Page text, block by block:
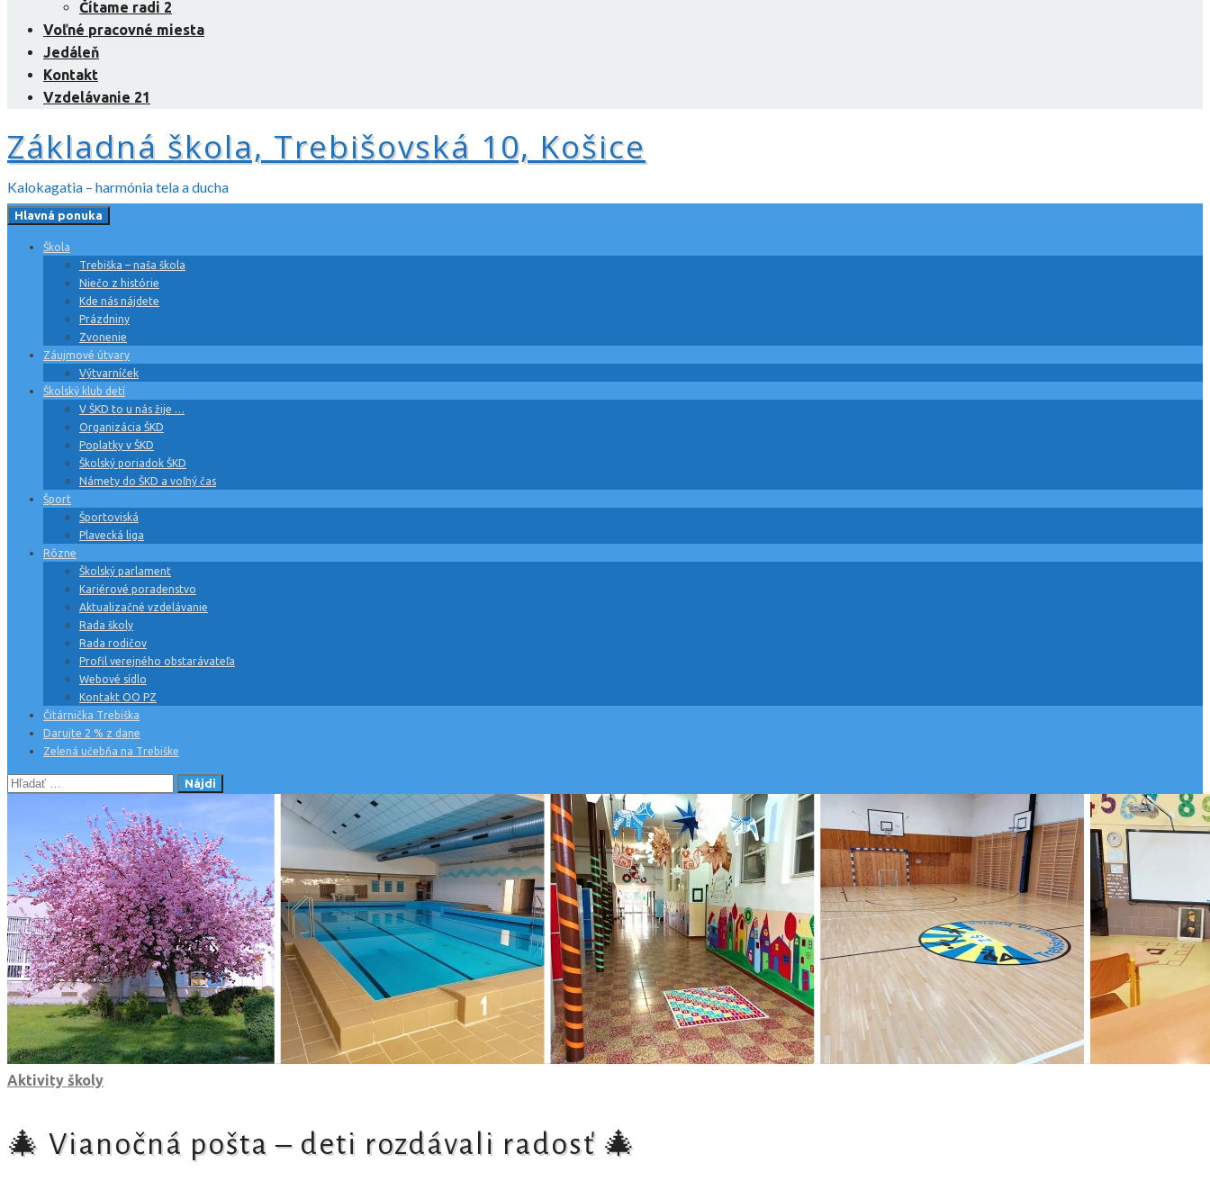
Čítame radi 2
Voľné pracovné miesta
Jedáleň
Kontakt
Vzdelávanie 21
Základná škola, Trebišovská 10, Košice
Kalokagatia – harmónia tela a ducha
Hlavná ponuka
Škola
Trebiška – naša škola
Niečo z histórie
Kde nás nájdete
Prázdniny
Zvonenie
Záujmové útvary
Výtvarníček
Školský klub detí
V ŠKD to u nás žije …
Organizácia ŠKD
Poplatky v ŠKD
Školský poriadok ŠKD
Námety do ŠKD a voľný čas
Šport
Športoviská
Plavecká liga
Rôzne
Školský parlament
Kariérové poradenstvo
Aktualizačné vzdelávanie
Rada školy
Rada rodičov
Profil verejného obstarávateľa
Webové sídlo
Kontakt OO PZ
Čitárnička Trebiška
Darujte 2 % z dane
Zelená učebňa na Trebiške
Hľadať:
Aktivity školy
🎄 Vianočná pošta – deti rozdávali radosť 🎄